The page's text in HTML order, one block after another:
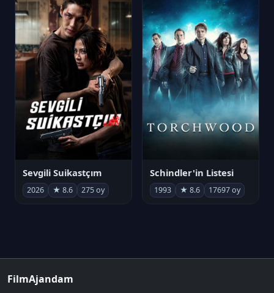
Sevgili Suikastçım
2026 ★ 8.6 275 oy
Schindler'in Listesi
1993 ★ 8.6 17697 oy
FilmAjandam